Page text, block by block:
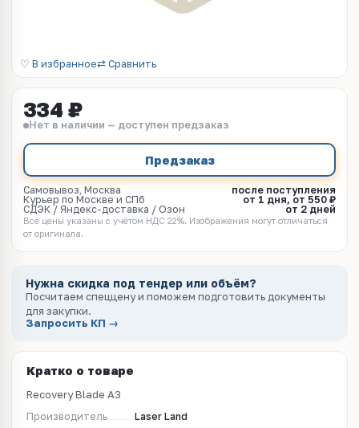
♡ В избранное⇄ Сравнить
334 ₽
Нет в наличии — доступен предзаказ
Предзаказ
Самовывоз, Москва
после поступления
Курьер по Москве и СПб
от 1 дня, от 550 ₽
СДЭК / Яндекс-доставка / Озон
от 2 дней
Все цены указаны с учётом НДС 22%. Изображения могут отличаться
от оригинала.
Нужна скидка под тендер или объём?
Посчитаем спеццену и поможем подготовить документы
для закупки.
Запросить КП →
Кратко о товаре
Recovery Blade A3
Производитель
Laser Land